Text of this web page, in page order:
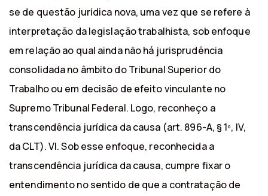
se de questão jurídica nova, uma vez que se refere à
interpretação da legislação trabalhista, sob enfoque
em relação ao qual ainda não há jurisprudência
consolidada no âmbito do Tribunal Superior do
Trabalho ou em decisão de efeito vinculante no
Supremo Tribunal Federal. Logo, reconheço a
transcendência jurídica da causa (art. 896-A, § 1º, IV,
da CLT). VI. Sob esse enfoque, reconhecida a
transcendência jurídica da causa, cumpre fixar o
entendimento no sentido de que a contratação de